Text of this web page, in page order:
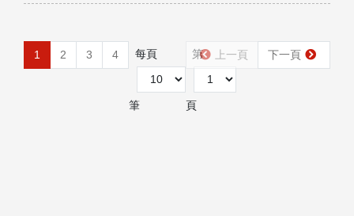
1 2 3 4 每頁
筆
第
頁
上一頁 下一頁